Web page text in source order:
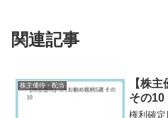
関連記事
株主優待・配当
【株
その10
権利確